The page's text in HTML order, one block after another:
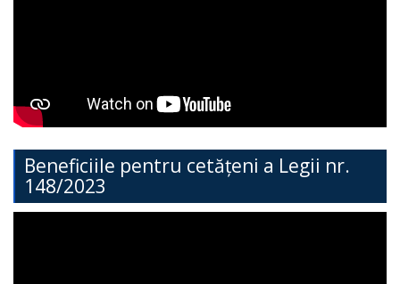
Cimișlia
Direcția
Economie,
Beneficiile pentru cetățeni a Legii nr.
148/2023